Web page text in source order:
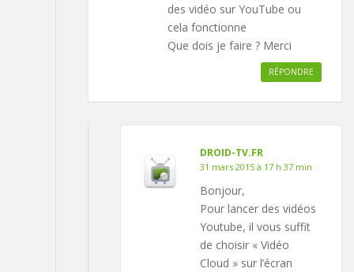
des vidéo sur YouTube ou
cela fonctionne
Que dois je faire ? Merci
RÉPONDRE
DROID-TV.FR
31 mars 2015 à 17 h 37 min
Bonjour,
Pour lancer des vidéos
Youtube, il vous suffit
de choisir « Vidéo
Cloud » sur l’écran